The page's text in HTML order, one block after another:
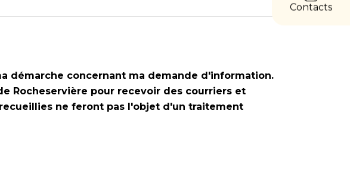
Contacts
démarche concernant ma demande d'information.
Rocheservière pour recevoir des courriers et
ne feront pas l'objet d'un traitement